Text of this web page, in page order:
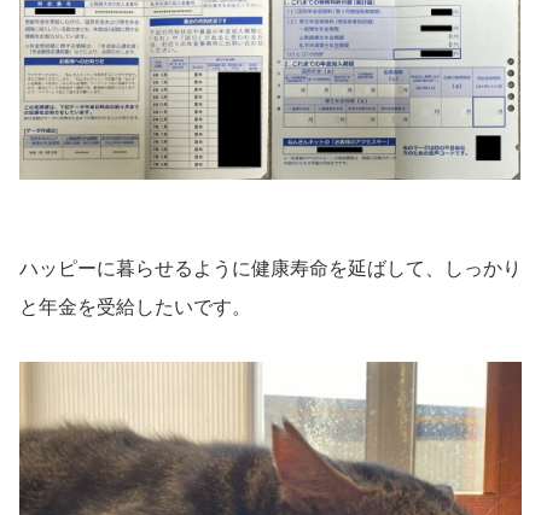
ハッピーに暮らせるように健康寿命を延ばして、しっかり
と年金を受給したいです。